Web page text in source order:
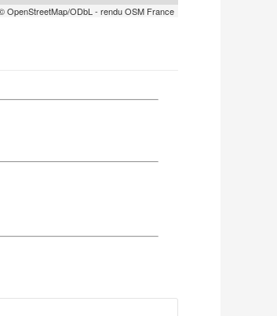
OpenStreetMap/ODbL - rendu OSM France